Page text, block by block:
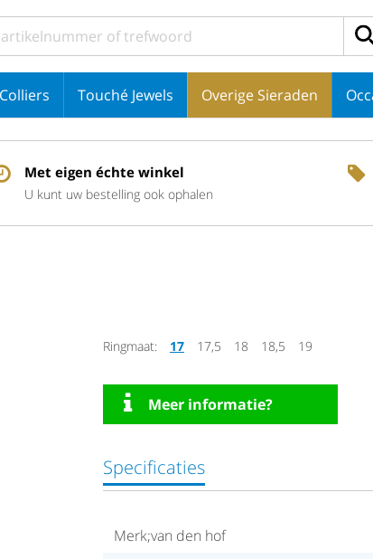
Colliers Touché Jewels Overige Sieraden
Met eigen échte winkel
U kunt uw bestelling ook ophalen
Ringmaat: 17 17,5 18 18,5 19
Meer informatie?
Specificaties
Merk;van den hof